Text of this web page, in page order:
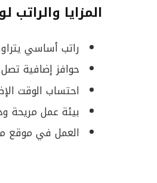
المزايا
راتب أساسي يتراوح بين 7000
حوافز إضافية تصل إلى 40,000 جنيه سنويًا
احتساب الوقت
بيئة عمل مريحة
العمل في موقع